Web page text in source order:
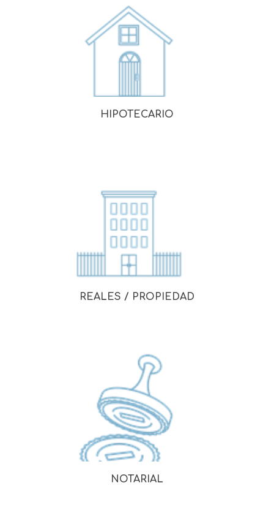
HIPOTECARIO
REALES / PROPIEDAD
NOTARIAL